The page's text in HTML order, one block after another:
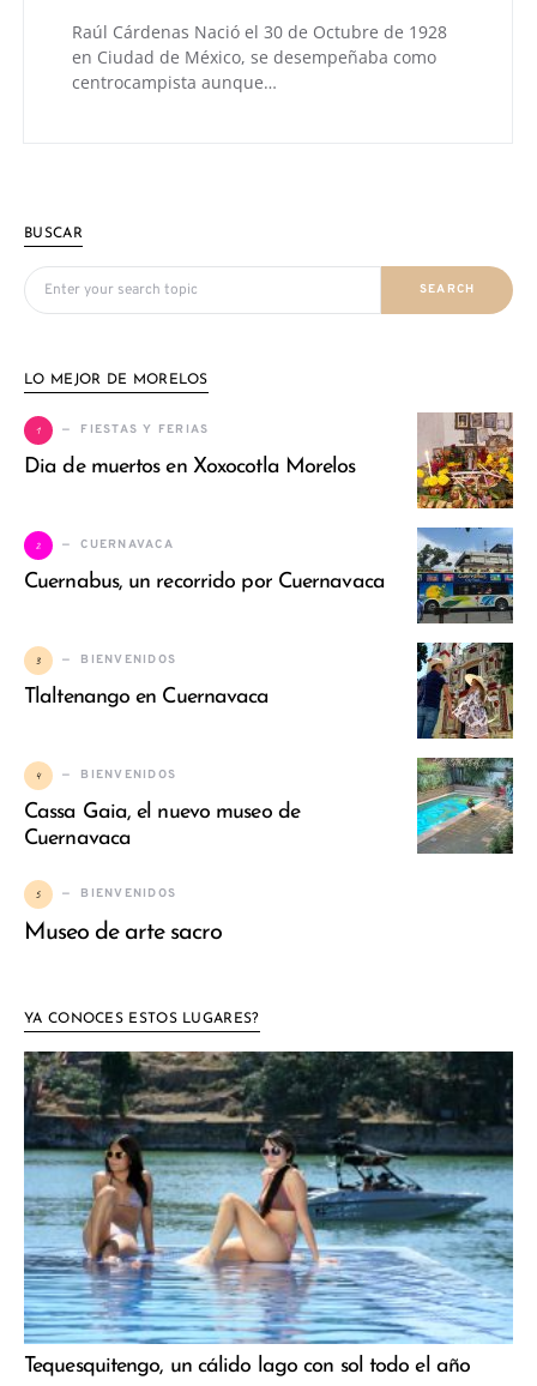
Raúl Cárdenas Nació el 30 de Octubre de 1928
en Ciudad de México, se desempeñaba como
centrocampista aunque…
BUSCAR
Search for:
SEARCH
LO MEJOR DE MORELOS
1 FIESTAS Y FERIAS
Dia de muertos en Xoxocotla Morelos
2 CUERNAVACA
Cuernabus, un recorrido por Cuernavaca
3 BIENVENIDOS
Tlaltenango en Cuernavaca
4 BIENVENIDOS
Cassa Gaia, el nuevo museo de
Cuernavaca
5 BIENVENIDOS
Museo de arte sacro
YA CONOCES ESTOS LUGARES?
Tequesquitengo, un cálido lago con sol todo el año